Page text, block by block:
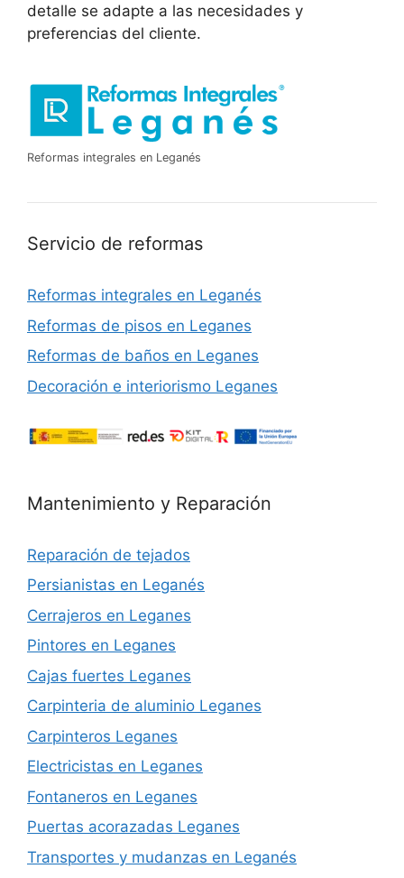
detalle se adapte a las necesidades y
preferencias del cliente.
Reformas integrales en Leganés
Servicio de reformas
Reformas integrales en Leganés
Reformas de pisos en Leganes
Reformas de baños en Leganes
Decoración e interiorismo Leganes
Mantenimiento y Reparación
Reparación de tejados
Persianistas en Leganés
Cerrajeros en Leganes
Pintores en Leganes
Cajas fuertes Leganes
Carpinteria de aluminio Leganes
Carpinteros Leganes
Electricistas en Leganes
Fontaneros en Leganes
Puertas acorazadas Leganes
Transportes y mudanzas en Leganés